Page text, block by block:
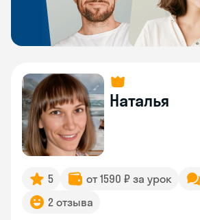
Наталья
5 от 1590 ₽ за урок
2 отзыва